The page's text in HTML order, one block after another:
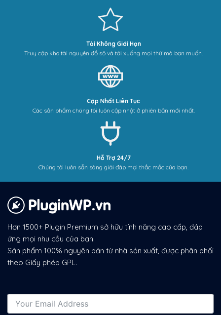
Tải Không Giới Hạn
Truy cập kho tài nguyên đồ sộ và tải xuống mọi thứ mà bạn muốn.
Cập Nhất Liên Tục
Các sản phẩm chúng tôi luôn cập nhật ở phiên bản mới nhất.
Hỗ Trợ 24/7
Chúng tôi luôn sẵn sàng giải đáp mọi thắc mắc của bạn.
Hơn 1500+ Plugin Premium sở hữu tính năng cao cấp, đáp
ứng mọi nhu cầu của bạn.
Sản phẩm 100% nguyên bản từ nhà sản xuất, được phân phối
theo Giấy phép GPL.